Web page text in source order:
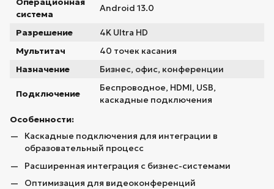
система
Android 13.0
Разрешение
4K Ultra HD
Мультитач
40 точек касания
Назначение
Бизнес, офис, конференции
Подключение
Беспроводное, HDMI, USB,
каскадные подключения
Особенности:
Каскадные подключения для интеграции в
образовательный процесс
Расширенная интеграция с бизнес-системами
Оптимизация для видеоконференций